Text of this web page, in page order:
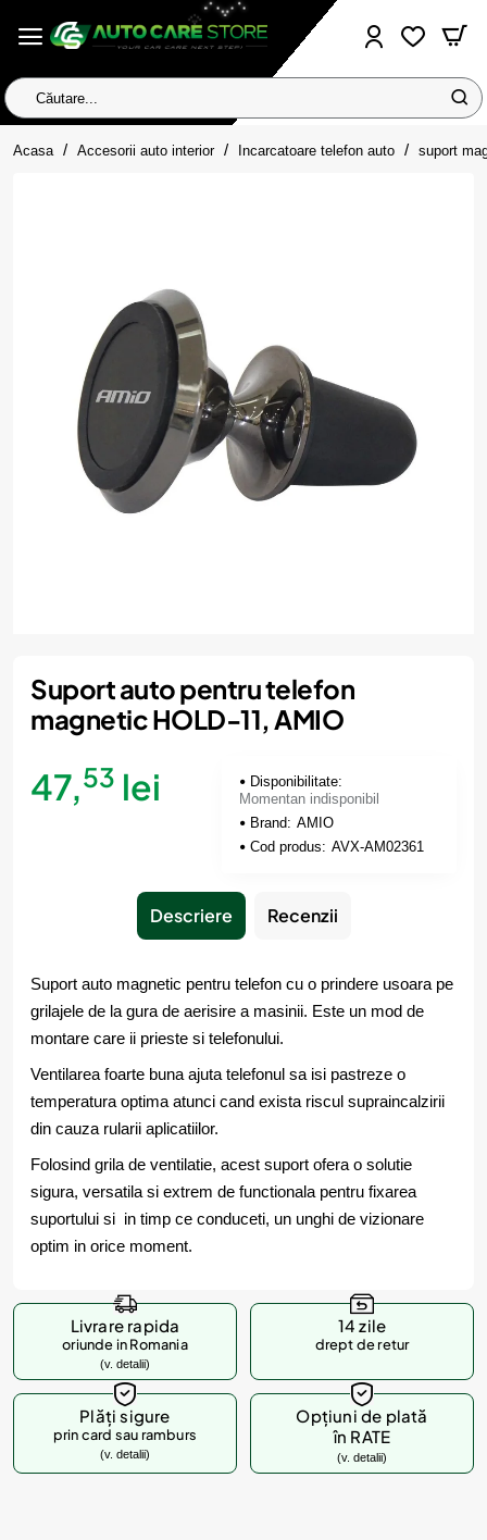
Căutare...
Acasa homeAccesorii auto interior Incarcatoare telefon auto suport
Momentan indisponibil
Suport auto pentru telefon
magnetic HOLD-11, AMIO
47,53 lei
Disponibilitate:
Momentan indisponibil
Brand: AMIO
Cod produs: AVX-AM02361
Descriere Recenzii
Suport auto magnetic pentru telefon cu o prindere usoara pe
grilajele de la gura de aerisire a masinii. Este un mod de
montare care ii prieste si telefonului.
Ventilarea foarte buna ajuta telefonul sa isi pastreze o
temperatura optima atunci cand exista riscul supraincalzirii
din cauza rularii aplicatiilor.
Folosind grila de ventilatie, acest suport ofera o solutie
sigura, versatila si extrem de functionala pentru fixarea
suportului si in timp ce conduceti, un unghi de vizionare
optim in orice moment.
Livrare rapida
oriunde in Romania
(v. detalii)
14 zile
drept de retur
Plăți sigure
prin card sau ramburs
(v. detalii)
Opțiuni de plată
în RATE
(v. detalii)